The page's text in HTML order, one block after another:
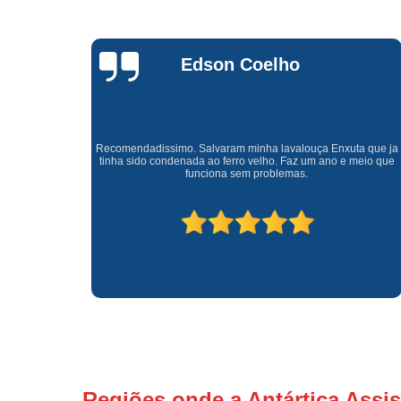
Waldirene
Monteiro
Uma empresa á 41 anos no mercado que sempre valoriza o
cliente ótimo atendimento com garantia de todos o serviços.